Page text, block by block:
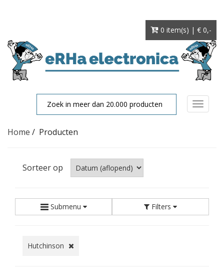
0 item(s) | € 0,-
Toggle
Home / Producten
Sorteer op
Submenu Filters
Hutchinson